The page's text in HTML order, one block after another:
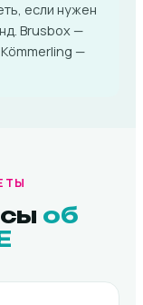
если нужен
Brusbox —
—
об